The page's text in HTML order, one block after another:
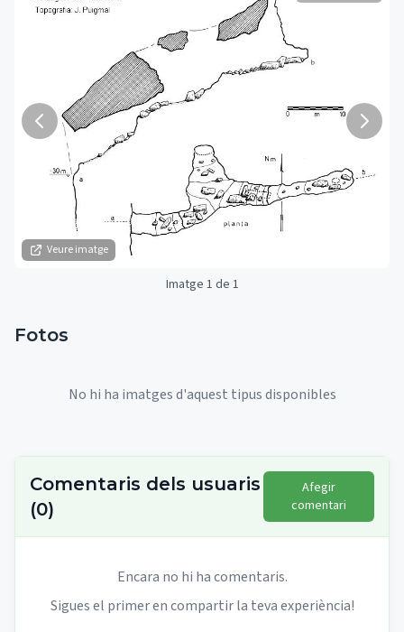
Veure imatge
Imatge 1 de 1
Fotos
No hi ha imatges d'aquest tipus disponibles
Comentaris dels usuaris
(0)
Afegir
comentari
Encara no hi ha comentaris.
Sigues el primer en compartir la teva experiència!